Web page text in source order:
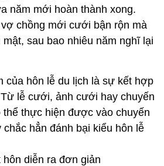
năm mới hoàn thành xong.
chồng mới cưới bận rộn mà
sau bao nhiêu năm nghĩ lại
của hôn lễ du lịch là sự kết hợp
lễ cưới, ảnh cưới hay chuyến
thể thực hiện được vào chuyến
hẳn đánh bại kiểu hôn lễ
diễn ra đơn giản